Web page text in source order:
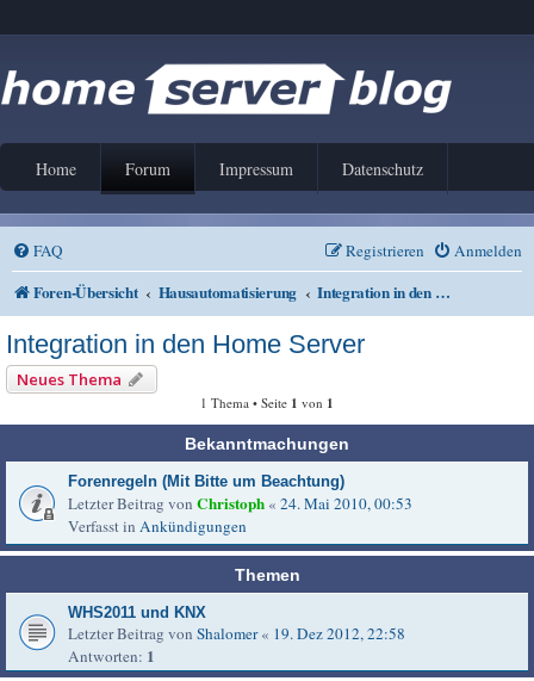
Home Forum Impressum Datenschutz
FAQ Anmelden
Registrieren
Foren-Übersicht Hausautomatisierung Integration in den Home Server
Integration in den Home Server
Neues Thema
1 Thema • Seite 1 von 1
Bekanntmachungen
Forenregeln (Mit Bitte um Beachtung)
Letzter Beitrag von Christoph « 24. Mai 2010, 00:53
Verfasst in Ankündigungen
Themen
WHS2011 und KNX
Letzter Beitrag von Shalomer« 19. Dez 2012, 22:58
Antworten: 1